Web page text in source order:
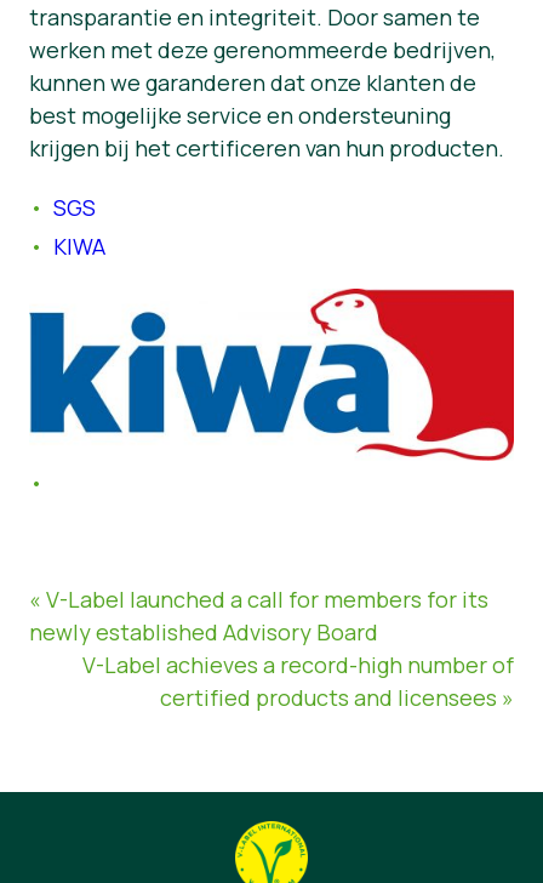
transparantie en integriteit. Door samen te
werken met deze gerenommeerde bedrijven,
kunnen we garanderen dat onze klanten de
best mogelijke service en ondersteuning
krijgen bij het certificeren van hun producten.
SGS
KIWA
« V-Label launched a call for members for its
newly established Advisory Board
V-Label achieves a record-high number of
certified products and licensees »